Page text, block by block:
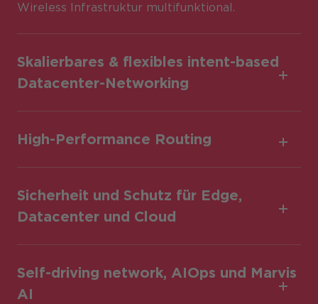
Wireless Infrastruktur multifunktional.
Skalierbares & flexibles intent-based
Datacenter-Networking
High-Performance Routing
Sicherheit und Schutz für Edge,
Datacenter und Cloud
Self-driving network, AIOps und Marvis
AI